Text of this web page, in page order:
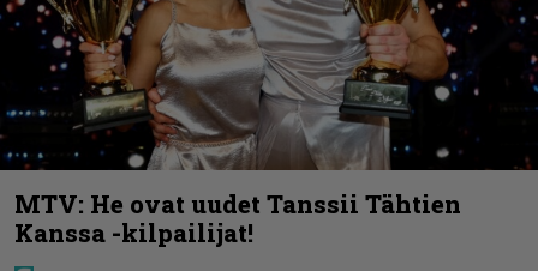
MTV: He ovat uudet Tanssii Tähtien
Kanssa -kilpailijat!